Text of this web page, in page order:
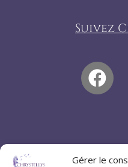
Gérer le
Suivez